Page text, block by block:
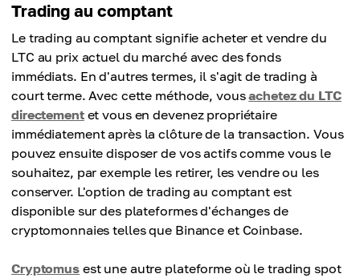
Trading au comptant
Le trading au comptant signifie acheter et vendre du
LTC au prix actuel du marché avec des fonds
immédiats. En d'autres termes, il s'agit de trading à
court terme. Avec cette méthode, vousachetez du LTC
directementet vous en devenez propriétaire
immédiatement après la clôture de la transaction. Vous
pouvez ensuite disposer de vos actifs comme vous le
souhaitez, par exemple les retirer, les vendre ou les
conserver. L'option de trading au comptant est
disponible sur des plateformes d'échanges de
cryptomonnaies telles que Binance et Coinbase.
Cryptomusest une autre plateforme où le trading spot